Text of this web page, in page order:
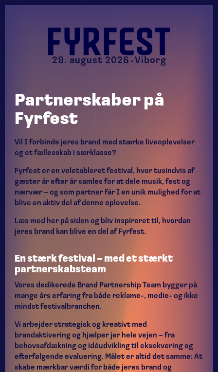
29. august 2026 Viborg
Partnerskaber på
Fyrfest
Vil I forbinde jeres brand med stærke liveoplevelser
og et fællesskab i særklasse?
Fyrfest er en veletableret festival, hvor tusindvis af
gæster år efter år samles for at dele musik, fest og
nærvær – og som partner får I en unik mulighed for at
blive en aktiv del af denne oplevelse.
Læs med her på siden og bliv inspireret til, hvordan
jeres brand kan blive en del af Fyrfest.
En stærk festival – med et stærkt
partnerskabsteam
Vores dedikerede Brand Partnership Team bygger på
mange års erfaring fra både reklame-, medie- og ikke
mindst festivalbranchen.
Vi arbejder strategisk og kreativt med
brandaktivering og hjælper jer hele vejen – fra
behovsafdækning og idéudvikling til eksekvering og
efterfølgende evaluering. Målet er altid det samme: At
skabe mærkbar værdi for både jeres brand og